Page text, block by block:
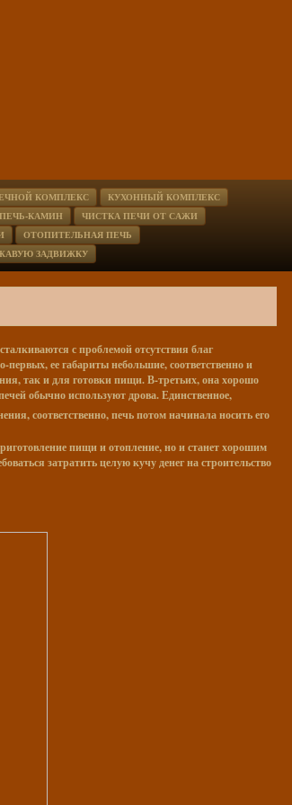
КОМПЛЕКС
КУХОННЫЙ КОМПЛЕКС
ПЕЧЬ-КАМИН
ЧИСТКА ПЕЧИ ОТ САЖИ
ОТОПИТЕЛЬНАЯ ПЕЧЬ
ЗАДВИЖКУ
с проблемой отсутствия благ
ее габариты небольшие, соответственно и
так и для готовки пищи. В-третьих, она хорошо
обычно используют дрова. Единственное,
соответственно, печь потом начинала носить его
пищи и отопление, но и станет хорошим
затратить целую кучу денег на строительство